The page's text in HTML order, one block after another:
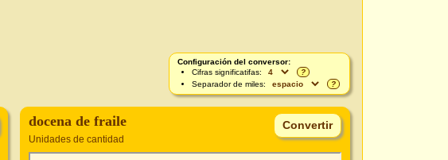
Configuración del conversor:
Cifras significatifas:
?
Separador de miles:
?
docena de fraile
Unidades de cantidad